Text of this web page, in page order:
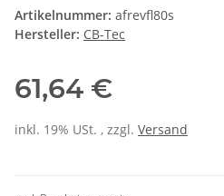
Artikelnummer: afrevfl80s
Hersteller: CB-Tec
61,64 €
inkl. 19% USt. , zzgl. Versand